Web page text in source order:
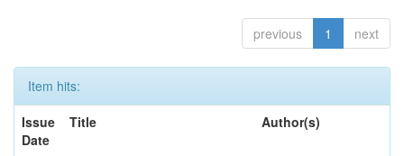
previous 1 next
Item hits:
Issue
Date
Title Author(s)